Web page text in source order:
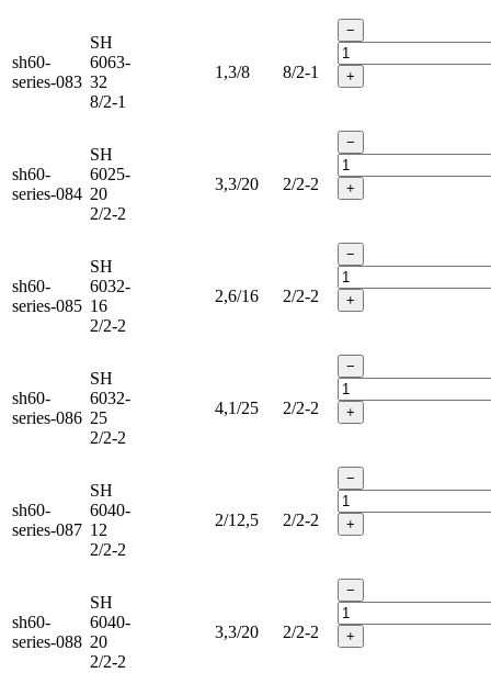
sh60-
series-083
SH
6063-
32
8/2-1
1,3/8 8/2-1
−
+
sh60-
series-084
SH
6025-
20
2/2-2
3,3/20 2/2-2
−
+
sh60-
series-085
SH
6032-
16
2/2-2
2,6/16 2/2-2
−
+
sh60-
series-086
SH
6032-
25
2/2-2
4,1/25 2/2-2
−
+
sh60-
series-087
SH
6040-
12
2/2-2
2/12,5 2/2-2
−
+
sh60-
series-088
SH
6040-
20
2/2-2
3,3/20 2/2-2
−
+